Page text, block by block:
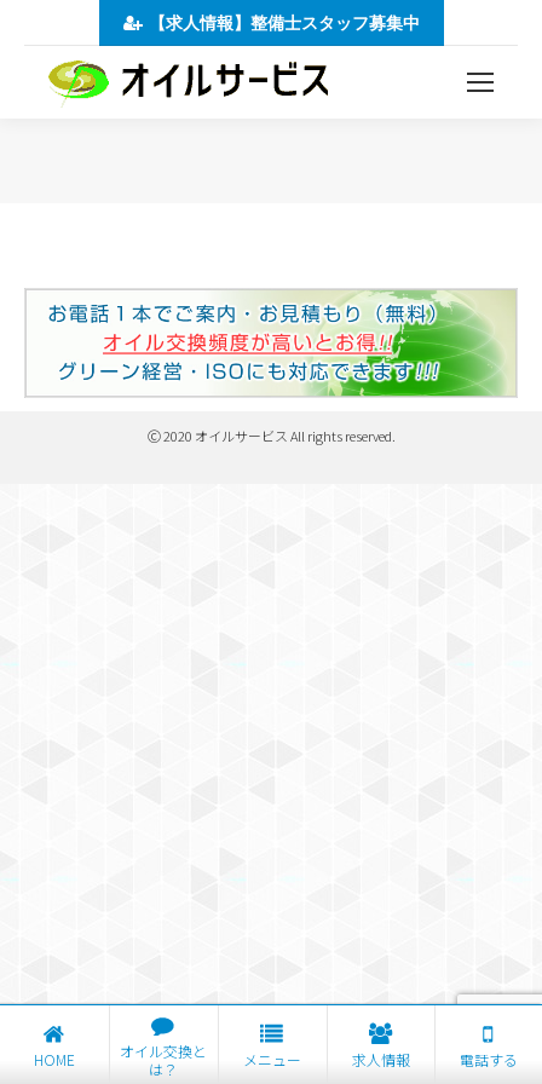
【求人情報】整備士スタッフ募集中
Ⓒ 2020 オイルサービス All rights reserved.
HOME
オイル交換と
は？
メニュー 求人情報 電話する